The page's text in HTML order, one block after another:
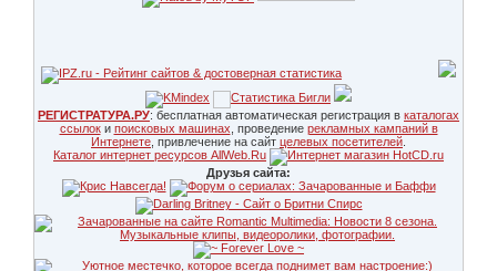
РЕГИСТРАТУРА.РУ: бесплатная автоматическая регистрация в каталогах
ссылоки поисковых машинах, проведение рекламных кампаний в
Интернете, привлечение на сайт целевых посетителей.
Каталог интернет ресурсов AllWeb.Ru
Друзья сайта: